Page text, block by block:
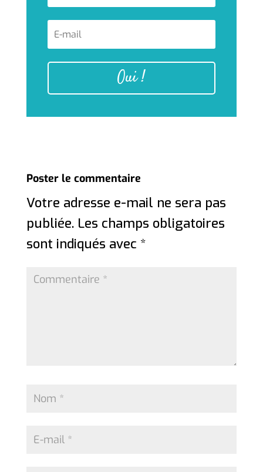
Oui !
Poster le commentaire
Votre adresse e-mail ne sera pas
publiée. Les champs obligatoires
sont indiqués avec *